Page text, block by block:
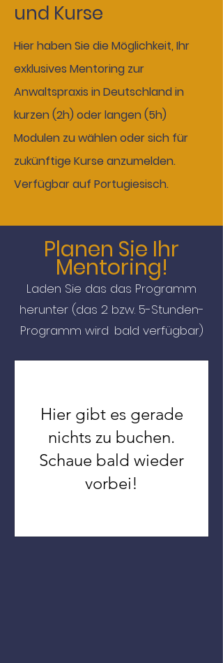
und Kurse
Hier haben Sie die Möglichkeit, Ihr
exklusives Mentoring zur
Anwaltspraxis in Deutschland in
kurzen (2h) oder langen (5h)
Modulen zu wählen oder sich für
zukünftige Kurse anzumelden.
Verfügbar auf Portugiesisch.
Planen Sie Ihr
Mentoring!
Laden Sie das das Programm
herunter (das 2 bzw. 5-Stunden-
Programm wird bald verfügbar)
Hier gibt es gerade
nichts zu buchen.
Schaue bald wieder
vorbei!